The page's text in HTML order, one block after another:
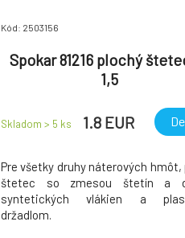
Kód: 2503156
Spokar 81216 plochý
1,5
Skladom > 5 ks 1.8 EUR
Pre všetky druhy náterových hmôt,
štetec so zmesou štetín a
syntetických vlákien a
držadlom.